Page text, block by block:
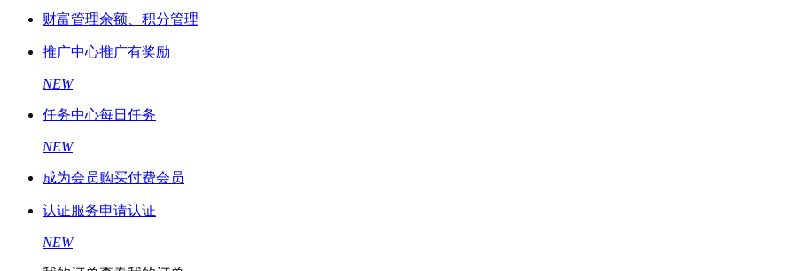
财富管理余额、积分管理
推广中心推广有奖励
NEW
任务中心每日任务
NEW
成为会员购买付费会员
认证服务申请认证
NEW